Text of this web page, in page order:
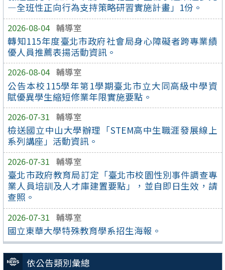
—全班性正向行為支持策略研習實施計畫」1份。
2026-08-04 輔導室
轉知115年度臺北市政府社會局身心障礙者跨專業績
優人員推薦表揚活動資訊。
2026-08-04 輔導室
公告本校115學年第1學期臺北市立大同高級中學資
賦優異學生縮短修業年限實施要點。
2026-07-31 輔導室
檢送國立中山大學辦理「STEM高中生職涯發展線上
系列講座」活動資訊。
2026-07-31 輔導室
臺北市政府教育局訂定「臺北市校園性別事件調查專
業人員培訓及人才庫建置要點」，並自即日生效，請
查照。
2026-07-31 輔導室
國立東華大學特殊教育學系招生海報。
依公告類別彙總